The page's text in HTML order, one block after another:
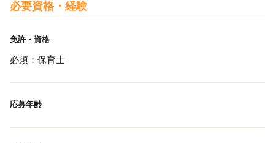
必要資格・経験
免許・資格
必須：保育士
応募年齢